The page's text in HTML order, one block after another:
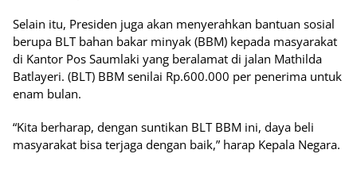
Selain itu, Presiden juga akan menyerahkan bantuan sosial
berupa BLT bahan bakar minyak (BBM) kepada masyarakat
di Kantor Pos Saumlaki yang beralamat di jalan Mathilda
Batlayeri. (BLT) BBM senilai Rp.600.000 per penerima untuk
enam bulan.
“Kita berharap, dengan suntikan BLT BBM ini, daya beli
masyarakat bisa terjaga dengan baik,” harap Kepala Negara.